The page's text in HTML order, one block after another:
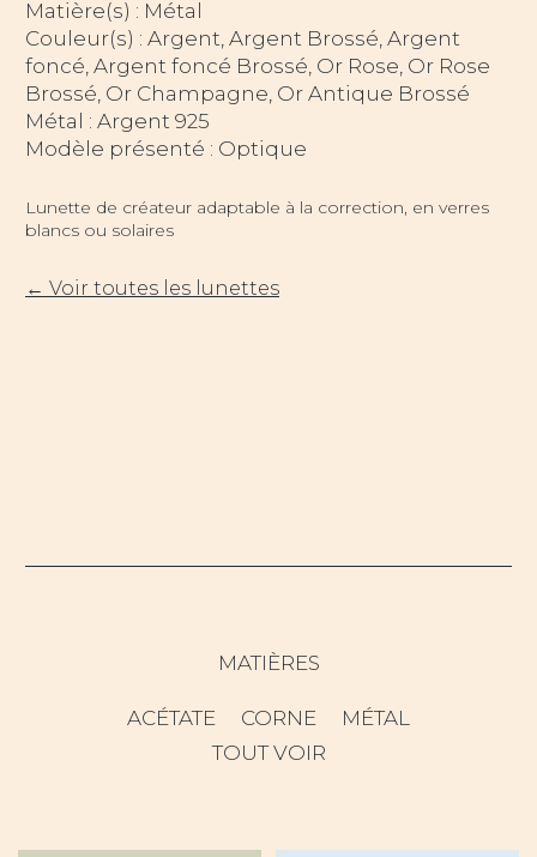
Matière(s) : Métal
Couleur(s) : Argent, Argent Brossé, Argent
foncé, Argent foncé Brossé, Or Rose, Or Rose
Brossé, Or Champagne, Or Antique Brossé
Métal : Argent 925
Modèle présenté : Optique
Lunette de créateur adaptable à la correction, en verres
blancs ou solaires
← Voir toutes les lunettes
MATIÈRES
ACÉTATE CORNE
MÉTAL
TOUT VOIR